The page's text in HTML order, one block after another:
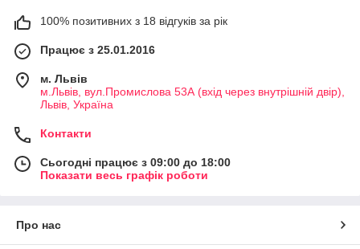
100% позитивних з 18 відгуків за рік
Працює з 25.01.2016
м. Львів
м.Львів, вул.Промислова 53А (вхід через внутрішній двір),
Львів, Україна
Контакти
Сьогодні працює з 09:00 до 18:00
Показати весь графік роботи
Про нас